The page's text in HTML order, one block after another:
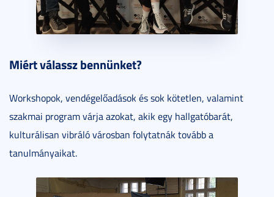
Miért válassz bennünket?
Workshopok, vendégelőadások és sok kötetlen, valamint
szakmai program várja azokat, akik egy hallgatóbarát,
kulturálisan vibráló városban folytatnák tovább a
tanulmányaikat.